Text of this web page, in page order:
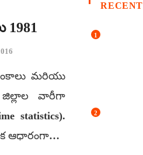
మరియు
జిల్లాల వారీగా
statistics).
ఆధారంగా…
RECENT
1
2